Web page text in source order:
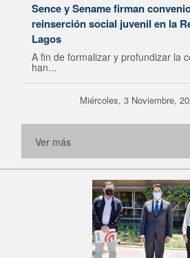
Sence y Sename firman
reinserción social juvenil en la
Lagos
A fin de formalizar y profundizar la
han...
Miércoles, 3 Noviembre,
Ver más